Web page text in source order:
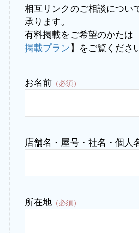
相互リンクのご相談につい
承ります。
有料掲載をご希望のかたは
掲載プラン】をご覧くださ
お名前（必須）
店舗名・屋号・社名・個人
所在地（必須）